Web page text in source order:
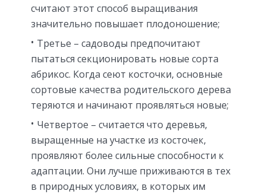
считают этот способ выращивания
значительно повышает плодоношение;
Третье – садоводы предпочитают
пытаться секционировать новые сорта
абрикос. Когда сеют косточки, основные
сортовые качества родительского дерева
теряются и начинают проявляться новые;
Четвертое – считается что деревья,
выращенные на участке из косточек,
проявляют более сильные способности к
адаптации. Они лучше приживаются в тех
в природных условиях, в которых им